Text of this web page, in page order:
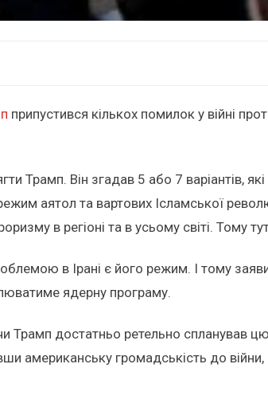
припустився кількох помилок у війні
Трамп. Він згадав 5 або 7 варіантів,
аятол та вартових Ісламської
в регіоні та в усьому світі.
в Ірані є його режим. І тому
ядерну програму.
Трамп достатньо ретельно
американську громадськість до